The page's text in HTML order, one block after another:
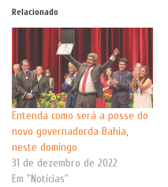
Relacionado
Entenda como será a posse do
novo governadorda Bahia,
neste domingo
31 de dezembro de 2022
Em "Notícias"